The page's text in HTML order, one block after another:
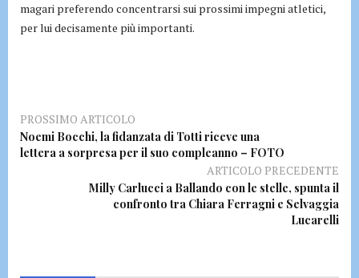
magari preferendo concentrarsi sui prossimi impegni atletici,
per lui decisamente più importanti.
PROSSIMO ARTICOLO
Noemi Bocchi, la fidanzata di Totti riceve una
lettera a sorpresa per il suo compleanno – FOTO
ARTICOLO PRECEDENTE
Milly Carlucci a Ballando con le stelle, spunta il
confronto tra Chiara Ferragni e Selvaggia
Lucarelli